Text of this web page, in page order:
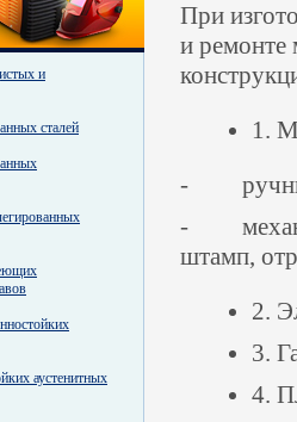
и
сталей
аустенитных
При
и ремонте
1.
-
-
штамп,
2.
3.
4.